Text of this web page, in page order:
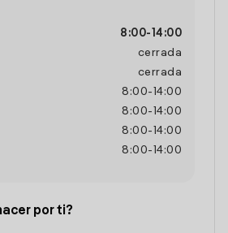
8:00- 14:00
cerrada
cerrada
8:00- 14:00
8:00- 14:00
8:00- 14:00
8:00- 14:00
por ti?